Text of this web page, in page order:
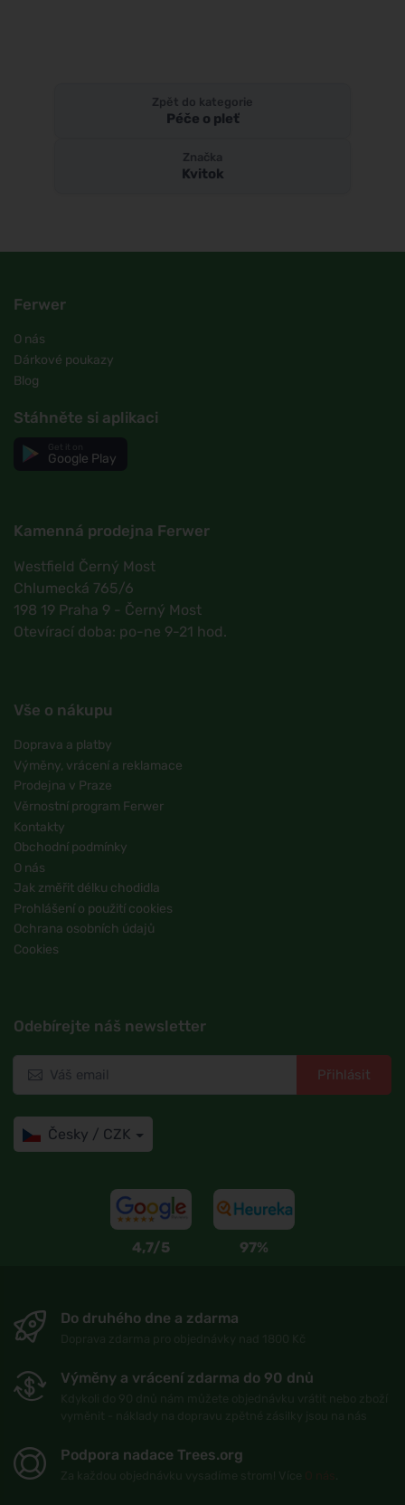
Zpět do kategorie
Péče o pleť
Značka
Kvitok
Ferwer
O nás
Dárkové poukazy
Blog
Stáhněte si aplikaci
Google Play
Kamenná prodejna Ferwer
Westfield Černý Most
Chlumecká 765/6
198 19 Praha 9 - Černý Most
Otevírací doba: po-ne 9-21 hod.
Vše o nákupu
Doprava a platby
Výměny, vrácení a reklamace
Prodejna v Praze
Věrnostní program Ferwer
Kontakty
Obchodní podmínky
O nás
Jak změřit délku chodidla
Prohlášení o použití cookies
Ochrana osobních údajů
Cookies
Odebírejte náš newsletter
Přihlásit
Česky / CZK
4,7/5 97%
Do druhého dne a zdarma
Výměny a vrácení zdarma do 90 dnů
Podpora nadace Trees.org